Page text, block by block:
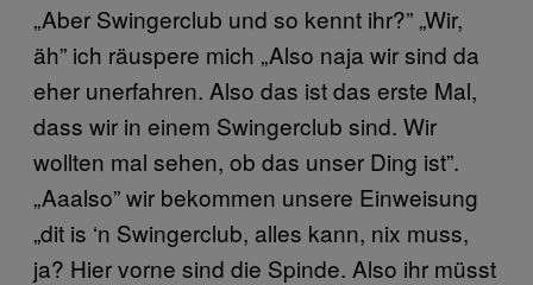
„Aber Swingerclub und so kennt ihr?” „Wir,
äh” ich räuspere mich „Also naja wir sind da
eher unerfahren. Also das ist das erste Mal,
dass wir in einem Swingerclub sind. Wir
wollten mal sehen, ob das unser Ding ist”.
„Aaalso” wir bekommen unsere Einweisung
„dit is ‘n Swingerclub, alles kann, nix muss,
ja? Hier vorne sind die Spinde. Also ihr müsst